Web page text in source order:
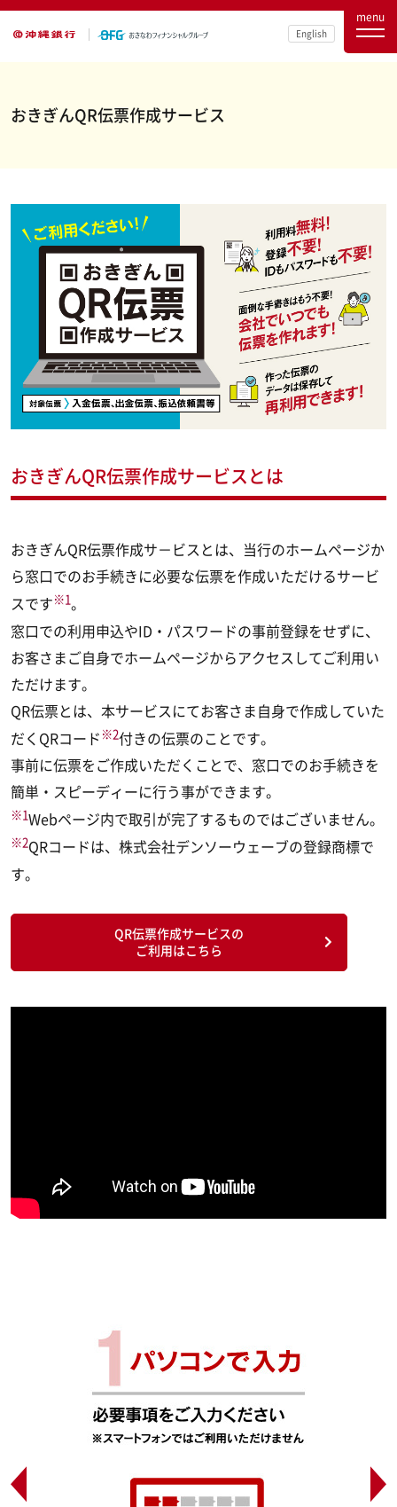
English
menu
おきぎんQR伝票作成サービス
おきぎんQR伝票作成サービスとは
おきぎんQR伝票作成サ－ビスとは、当行のホームページか
ら窓口でのお手続きに必要な伝票を作成いただけるサービ
スです※1。
窓口での利用申込やID・パスワードの事前登録をせずに、
お客さまご自身でホームページからアクセスしてご利用い
ただけます。
QR伝票とは、本サービスにてお客さま自身で作成していた
だくQRコード ※2付きの伝票のことです。
事前に伝票をご作成いただくことで、窓口でのお手続きを
簡単・スピーディーに行う事ができます。
※1Webページ内で取引が完了するものではございません。
※2QRコードは、株式会社デンソーウェーブの登録商標で
す。
QR伝票作成サービスの
ご利用はこちら